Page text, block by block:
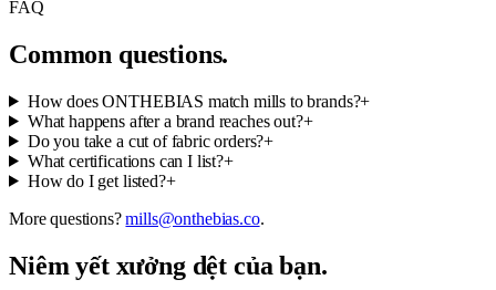
FAQ
Common questions.
How does ONTHEBIAS match mills to brands?+
What happens after a brand reaches out?+
Do you take a cut of fabric orders?+
What certifications can I list?+
How do I get listed?+
More questions? mills@onthebias.co.
Niêm yết xưởng dệt của bạn.